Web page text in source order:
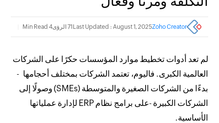
Zoho Creator
Last Updated : August 1, 2025 71 الرؤى 4 Min Read
لم تعد أدوات تخطيط موارد المؤسسات حكرًا على الشركات
العالمية الكبرى. فاليوم، تعتمد الشركات بمختلف أحجامها -
بدءًا من الشركات الصغيرة والمتوسطة (SMEs) وصولًا إلى
الشركات الكبيرة -على برامج نظام ERP لإدارة عملياتها
الأساسية.